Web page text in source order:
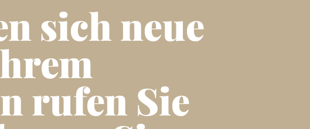
sich neue
rufen Sie